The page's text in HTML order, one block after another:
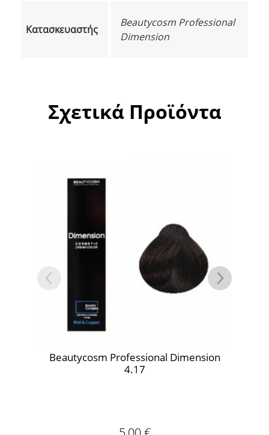
Κατασκευαστής
Beautycosm Professional
Dimension
Σχετικά Προϊόντα
Professional Dimension
Beautycosm